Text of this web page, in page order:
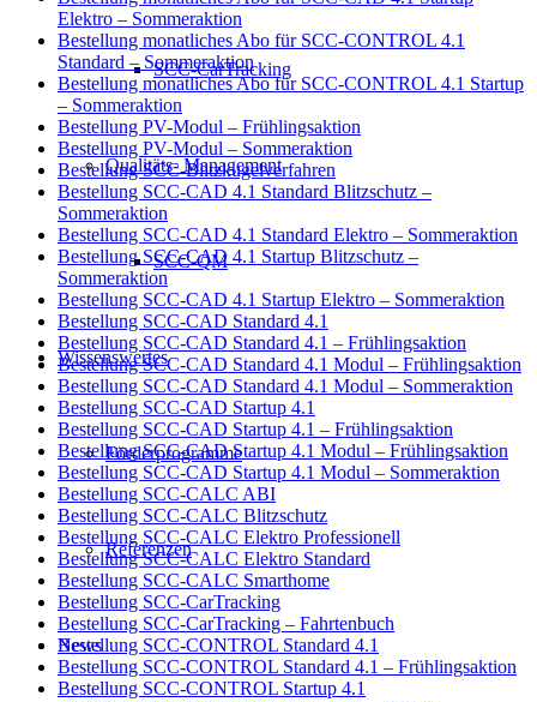
SCC-CarTracking
Qualitäts- Management
SCC-QM
Wissenswertes
Förderprogramme
Referenzen
News
Elektro – Sommeraktion
Bestellung monatliches Abo für SCC-CONTROL 4.1
Standard – Sommeraktion
Bestellung monatliches Abo für SCC-CONTROL 4.1 Startup
– Sommeraktion
Bestellung PV-Modul – Frühlingsaktion
Bestellung PV-Modul – Sommeraktion
Bestellung SCC-Blitzkugelverfahren
Bestellung SCC-CAD 4.1 Standard Blitzschutz –
Sommeraktion
Bestellung SCC-CAD 4.1 Standard Elektro – Sommeraktion
Bestellung SCC-CAD 4.1 Startup Blitzschutz –
Sommeraktion
Bestellung SCC-CAD 4.1 Startup Elektro – Sommeraktion
Bestellung SCC-CAD Standard 4.1
Bestellung SCC-CAD Standard 4.1 – Frühlingsaktion
Bestellung SCC-CAD Standard 4.1 Modul – Frühlingsaktion
Bestellung SCC-CAD Standard 4.1 Modul – Sommeraktion
Bestellung SCC-CAD Startup 4.1
Bestellung SCC-CAD Startup 4.1 – Frühlingsaktion
Bestellung SCC-CAD Startup 4.1 Modul – Frühlingsaktion
Bestellung SCC-CAD Startup 4.1 Modul – Sommeraktion
Bestellung SCC-CALC ABI
Bestellung SCC-CALC Blitzschutz
Bestellung SCC-CALC Elektro Professionell
Bestellung SCC-CALC Elektro Standard
Bestellung SCC-CALC Smarthome
Bestellung SCC-CarTracking
Bestellung SCC-CarTracking – Fahrtenbuch
Bestellung SCC-CONTROL Standard 4.1
Bestellung SCC-CONTROL Standard 4.1 – Frühlingsaktion
Bestellung SCC-CONTROL Startup 4.1